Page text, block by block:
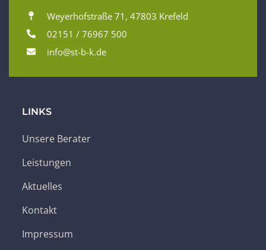
Weyerhofstraße 71, 47803 Krefeld
02151 / 76967 500
info@st-b-k.de
LINKS
Unsere Berater
Leistungen
Aktuelles
Kontakt
Impressum